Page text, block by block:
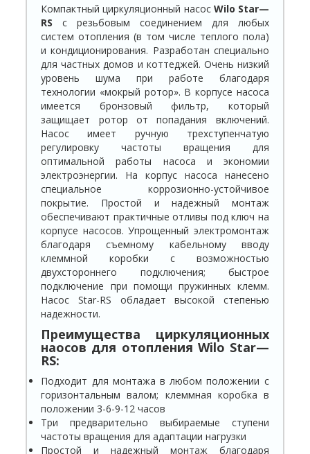
Компактный циркуляционный насос Wilo Star—
RS с резьбовым соединением для любых
систем отопления (в том числе теплого пола)
и кондиционирования. Разработан специально
для частных домов и коттеджей. Очень низкий
уровень шума при работе благодаря
технологии «мокрый ротор». В корпусе насоса
имеется бронзовый фильтр, который
защищает ротор от попадания включений.
Насос имеет ручную трехступенчатую
регулировку частоты вращения для
оптимальной работы насоса и экономии
электроэнергии. На корпус насоса нанесено
специальное коррозионно-устойчивое
покрытие. Простой и надежный монтаж
обеспечивают практичные отливы под ключ на
корпусе насосов. Упрощенный электромонтаж
благодаря съемному кабельному вводу
клеммной коробки с возможностью
двухстороннего подключения; быстрое
подключение при помощи пружинных клемм.
Насос Star-RS обладает высокой степенью
надежности.
Преимущества циркуляционных
наосов для отопления Wilo Star—
RS:
Подходит для монтажа в любом положении с
горизонтальным валом; клеммная коробка в
положении 3-6-9-12 часов
Три предварительно выбираемые ступени
частоты вращения для адаптации нагрузки
Простой и надежный монтаж благодаря